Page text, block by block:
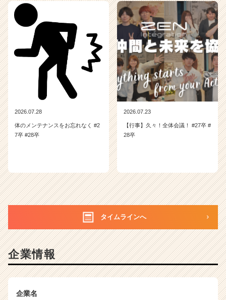
2026.07.28
体のメンテナンスをお忘れなく #2
7卒 #28卒
2026.07.23
【行事】久々！全体会議！ #27卒 #
28卒
タイムラインへ
企業情報
企業名